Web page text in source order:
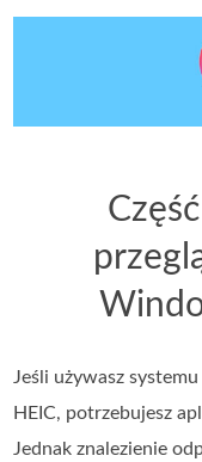
Jeśli używasz
HEIC, potrzebujesz
Jednak znalezienie